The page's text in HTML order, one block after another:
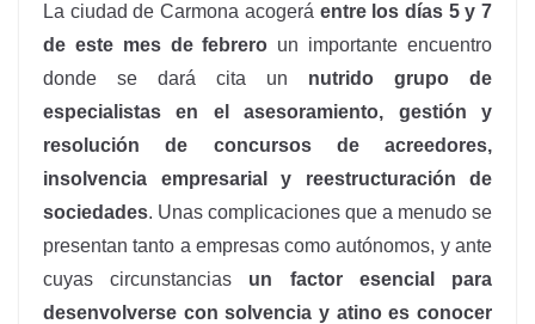
La ciudad de Carmona acogerá entre los días 5 y 7
de este mes de febrero un importante encuentro
donde se dará cita un nutrido grupo de
especialistas en el asesoramiento, gestión y
resolución de concursos de acreedores,
insolvencia empresarial y reestructuración de
sociedades. Unas complicaciones que a menudo se
presentan tanto a empresas como autónomos, y ante
cuyas circunstancias un factor esencial para
desenvolverse con solvencia y atino es conocer